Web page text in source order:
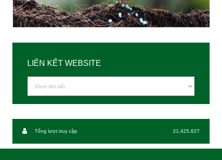
LIÊN KẾT WEBSITE
Tổng lượt truy cập 21,425,627